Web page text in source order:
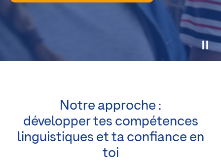
Notre approche :
développer tes compétences
linguistiques et ta confiance en
toi